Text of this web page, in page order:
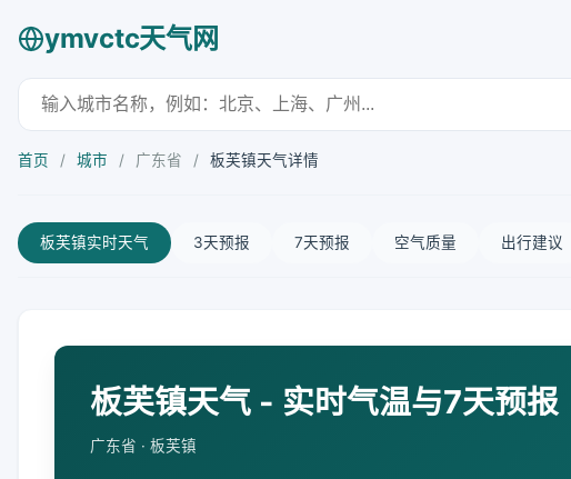
ymvctc天气网
首页 / 城市 / 广东省 / 板芙镇天气详情
板芙镇实时天气 3天预报 7天预报 空气质量 出行建议
板芙镇天气 - 实时气温与7天预报
广东省 · 板芙镇